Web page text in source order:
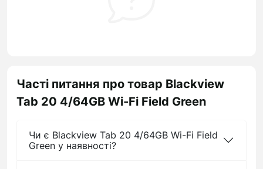
Часті питання про товар Blackview
Tab 20 4/64GB Wi-Fi Field Green
Чи є Blackview Tab 20 4/64GB Wi-Fi Field
Green у наявності?